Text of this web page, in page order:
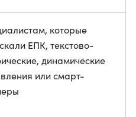
которые
ЕПК, текстово-
динамические
или смарт-